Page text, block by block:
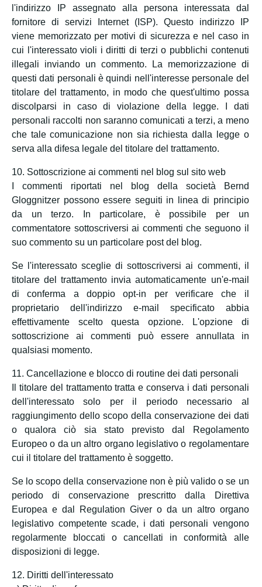
l'indirizzo IP assegnato alla persona interessata dal
fornitore di servizi Internet (ISP). Questo indirizzo IP
viene memorizzato per motivi di sicurezza e nel caso in
cui l'interessato violi i diritti di terzi o pubblichi contenuti
illegali inviando un commento. La memorizzazione di
questi dati personali è quindi nell'interesse personale del
titolare del trattamento, in modo che quest'ultimo possa
discolparsi in caso di violazione della legge. I dati
personali raccolti non saranno comunicati a terzi, a meno
che tale comunicazione non sia richiesta dalla legge o
serva alla difesa legale del titolare del trattamento.
10. Sottoscrizione ai commenti nel blog sul sito web
I commenti riportati nel blog della società Bernd
Gloggnitzer possono essere seguiti in linea di principio
da un terzo. In particolare, è possibile per un
commentatore sottoscriversi ai commenti che seguono il
suo commento su un particolare post del blog.
Se l'interessato sceglie di sottoscriversi ai commenti, il
titolare del trattamento invia automaticamente un'e-mail
di conferma a doppio opt-in per verificare che il
proprietario dell'indirizzo e-mail specificato abbia
effettivamente scelto questa opzione. L'opzione di
sottoscrizione ai commenti può essere annullata in
qualsiasi momento.
11. Cancellazione e blocco di routine dei dati personali
Il titolare del trattamento tratta e conserva i dati personali
dell'interessato solo per il periodo necessario al
raggiungimento dello scopo della conservazione dei dati
o qualora ciò sia stato previsto dal Regolamento
Europeo o da un altro organo legislativo o regolamentare
cui il titolare del trattamento è soggetto.
Se lo scopo della conservazione non è più valido o se un
periodo di conservazione prescritto dalla Direttiva
Europea e dal Regulation Giver o da un altro organo
legislativo competente scade, i dati personali vengono
regolarmente bloccati o cancellati in conformità alle
disposizioni di legge.
12. Diritti dell'interessato